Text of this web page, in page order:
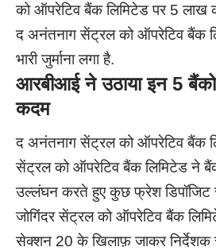
को ऑपरेटिव बैंक लिमिटेड पर 5 लाख
द अनंतनाग सेंट्रल को ऑपरेटिव बैंक
भारी जुर्माना लगा है.
आरबीआई ने उठाया इन 5
कदम
द अनंतनाग सेंट्रल को ऑपरेटिव बैंक
सेंट्रल को ऑपरेटिव बैंक लिमिटेड ने बैंक
उल्लंघन करते हुए कुछ फ्रेश डिपॉजिट
जोगिंदर सेंट्रल को ऑपरेटिव बैंक
सेक्शन 20 के खिलाफ़ जाकर निर्देशक